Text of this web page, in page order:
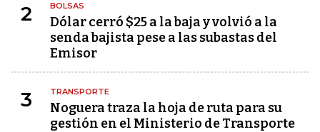
2 BOLSAS
Dólar cerró $25 a la baja y volvió a la
senda bajista pese a las subastas del
Emisor
3 TRANSPORTE
Noguera traza la hoja de ruta para su
gestión en el Ministerio de Transporte